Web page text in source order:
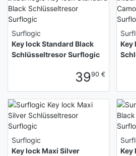
Surflogic
Key lock Standard Black
Schlüsseltresor Surflogic
3990 €
Key
Surflogic
Key lock Maxi Silver
Key